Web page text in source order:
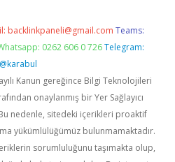
backlinkpaneli@gmail.com Teams:
0262 606 0 726 Telegram:
@karabul
Kanun gereğince Bilgi Teknolojileri
onaylanmış bir Yer Sağlayıcı
nedenle, sitedeki içerikleri proaktif
yükümlülüğümüz bulunmamaktadır.
sorumluluğunu taşımakta olup,